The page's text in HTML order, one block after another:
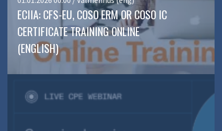
ECIIA: CFS-EU, COSO ERM OR COSO IC
CERTIFICATE TRAINING ONLINE
(ENGLISH)